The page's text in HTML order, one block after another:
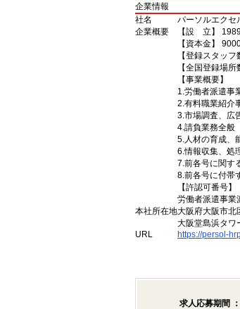
企業情報
社名
パーソルエクセ
企業概要
【設 立】
【資本金】
【登録スタッ
【全国登録場
【事業概要】
1.労働者派遣事
2.有料職業紹介
3.市場調査、広
4.請負業務全般
5.人材の育成、
6.情報収集、処
7.前各号に関す
8.前各号に付帯
【許認可番号】
労働者派遣事
本社所在地大阪府大阪市北
大阪堂島浜タワ
URL
https://persol-
求人応募期間 ：